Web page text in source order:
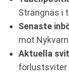
Strängnäs i
Senaste
mot
Aktuella
förlustsviter